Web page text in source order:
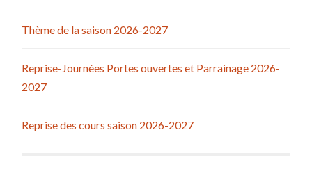
Thème de la saison 2026-2027
Reprise-Journées Portes ouvertes et Parrainage 2026-
2027
Reprise des cours saison 2026-2027